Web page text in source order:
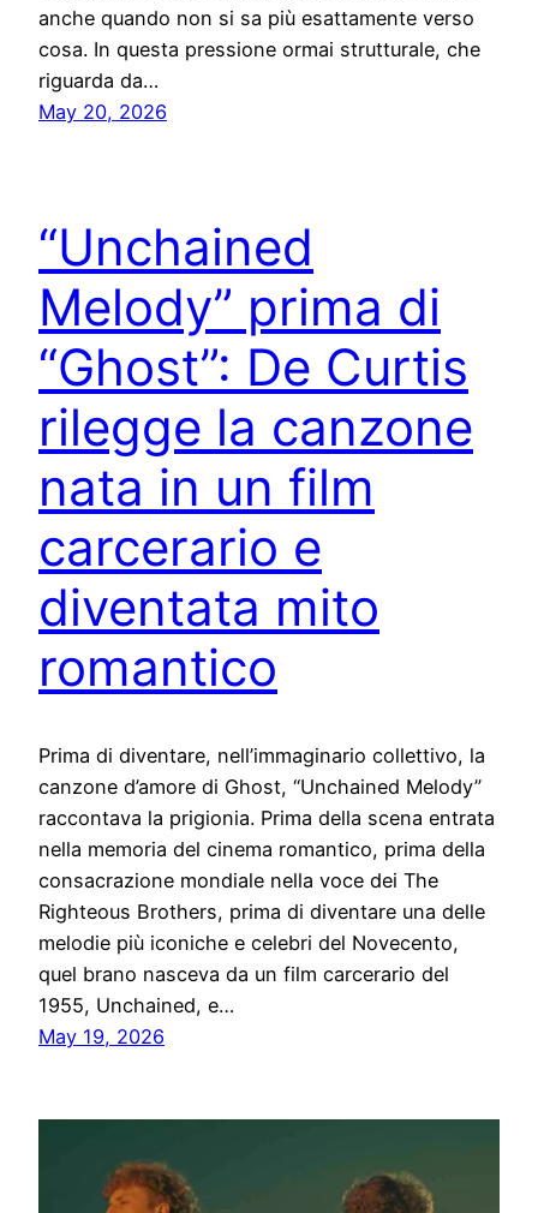
anche quando non si sa più esattamente verso
cosa. In questa pressione ormai strutturale, che
riguarda da…
May 20, 2026
“Unchained
Melody” prima di
“Ghost”: De Curtis
rilegge la canzone
nata in un film
carcerario e
diventata mito
romantico
Prima di diventare, nell’immaginario collettivo, la
canzone d’amore di Ghost, “Unchained Melody”
raccontava la prigionia. Prima della scena entrata
nella memoria del cinema romantico, prima della
consacrazione mondiale nella voce dei The
Righteous Brothers, prima di diventare una delle
melodie più iconiche e celebri del Novecento,
quel brano nasceva da un film carcerario del
1955, Unchained, e…
May 19, 2026